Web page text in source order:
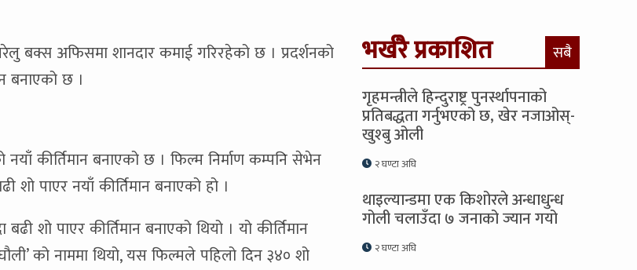
बक्स अफिसमा शानदार कमाई गरिरहेको छ । प्रदर्शनको
बनाएको छ ।
कीर्तिमान बनाएको छ । फिल्म निर्माण कम्पनि सेभेन
पाएर नयाँ कीर्तिमान बनाएको हो ।
शो पाएर कीर्तिमान बनाएको थियो । यो कीर्तिमान
को नाममा थियो, यस फिल्मले पहिलो दिन ३४० शो
भर्खरै प्रकाशित सबै
गृहमन्त्रीले हिन्दुराष्ट्र पुनर्स्थापनाको
प्रतिबद्धता गर्नुभएको छ, खेर नजाओस्-
खुश्बु ओली
२ घण्टा अघि
थाइल्यान्डमा एक किशोरले अन्धाधुन्ध
गोली चलाउँदा ७ जनाको ज्यान गयो
२ घण्टा अघि